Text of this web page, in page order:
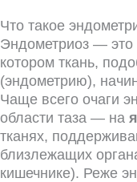
Что такое
Эндометриоз — это
котором ткань,
(эндометрию),
Чаще всего очаги
области таза — на
тканях,
близлежащих
кишечнике). Реже